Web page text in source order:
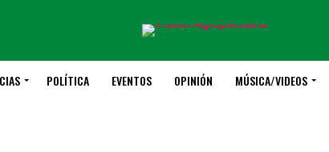
POLÍTICA EVENTOS OPINIÓN MÚSICA/VIDEOS